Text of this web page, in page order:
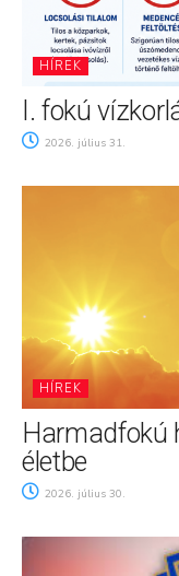
HÍREK
I. fokú
2026. július 31.
HÍREK
Harmadfokú
életbe
2026. július 30.